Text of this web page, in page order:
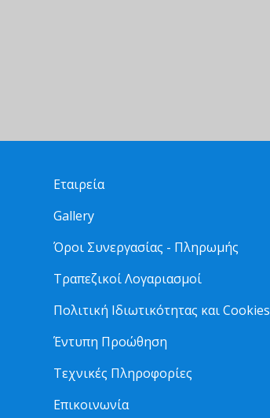
Εταιρεία
Gallery
Όροι Συνεργασίας - Πληρωμής
Τραπεζικοί Λογαριασμοί
Πολιτική Ιδιωτικότητας και Cookies
Έντυπη Προώθηση
Τεχνικές Πληροφορίες
Επικοινωνία